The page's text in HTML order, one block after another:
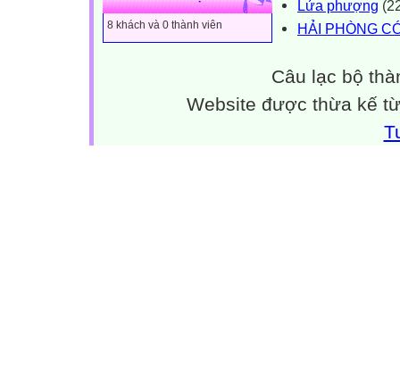
8 khách và 0 thành viên
Lửa phượng
HẢI PHÒNG
Câu lạc bộ
Website được thừa kế